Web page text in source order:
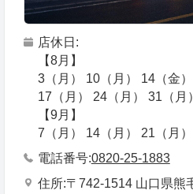
店休日
【8月】
3（月） 10（月） 14（金
17（月） 24（月） 31（月）
【9月】
7（月） 14（月） 21（月）
電話番号 0820-25-1883
住所 〒742-1514 山口県熊